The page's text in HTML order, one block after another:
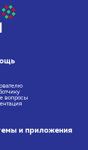
вопросы
и приложения